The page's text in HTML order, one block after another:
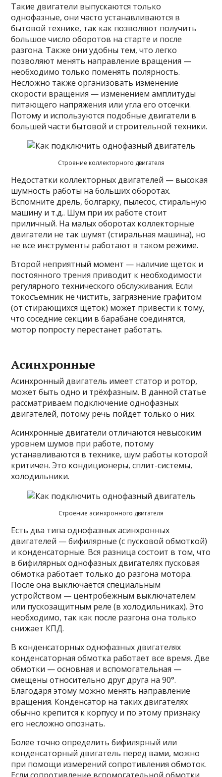
Такие двигатели выпускаются только
однофазные, они часто устанавливаются в
бытовой технике, так как позволяют получить
большое число оборотов на старте и после
разгона. Также они удобны тем, что легко
позволяют менять направление вращения —
необходимо только поменять полярность.
Несложно также организовать изменение
скорости вращения — изменением амплитуды
питающего напряжения или угла его отсечки.
Потому и используются подобные двигатели в
большей части бытовой и строительной техники.
Строение коллекторного двигателя
Недостатки коллекторных двигателей — высокая
шумность работы на больших оборотах.
Вспомните дрель, болгарку, пылесос, стиральную
машину и т.д.. Шум при их работе стоит
приличный. На малых оборотах коллекторные
двигатели не так шумят (стиральная машина), но
не все инструменты работают в таком режиме.
Второй неприятный момент — наличие щеток и
постоянного трения приводит к необходимости
регулярного технического обслуживания. Если
токосъемник не чистить, загрязнение графитом
(от стирающихся щеток) может привести к тому,
что соседние секции в барабане соединятся,
мотор попросту перестанет работать.
Асинхронные
Асинхронный двигатель имеет статор и ротор,
может быть одно и трёхфазным. В данной статье
рассматриваем подключение однофазных
двигателей, потому речь пойдет только о них.
Асинхронные двигатели отличаются невысоким
уровнем шумов при работе, потому
устанавливаются в технике, шум работы которой
критичен. Это кондиционеры, сплит-системы,
холодильники.
Строение асинхронного двигателя
Есть два типа однофазных асинхронных
двигателей — бифилярные (с пусковой обмоткой)
и конденсаторные. Вся разница состоит в том, что
в бифилярных однофазных двигателях пусковая
обмотка работает только до разгона мотора.
После она выключается специальным
устройством — центробежным выключателем
или пускозащитным реле (в холодильниках). Это
необходимо, так как после разгона она только
снижает КПД.
В конденсаторных однофазных двигателях
конденсаторная обмотка работает все время. Две
обмотки — основная и вспомогательная —
смещены относительно друг друга на 90°.
Благодаря этому можно менять направление
вращения. Конденсатор на таких двигателях
обычно крепится к корпусу и по этому признаку
его несложно опознать.
Более точно определить бифилярный или
конденсаторный двигатель перед вами, можно
при помощи измерений сопротивления обмоток.